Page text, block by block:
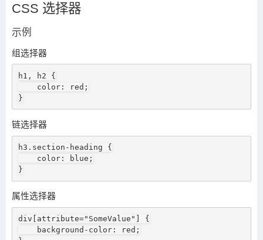
CSS 选择器
示例
组选择器
h1, h2 {
}
链选择器
h3.section-heading {
}
属性选择器
div[attribute="SomeValue"] {